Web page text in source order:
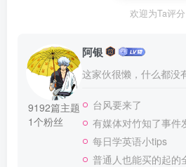
欢迎为Ta评分
9192篇主题
1个粉丝
阿银
这家伙很懒，什么都没
台风要来了
有媒体对竹知了事件
每日学英语小tips
普通人也能买的起的全球顶级